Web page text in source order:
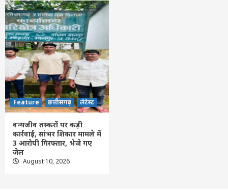
Feature छत्तीसगढ़ लेटेस्ट
वन्यजीव तस्करों पर कड़ी
कार्रवाई, सांभर शिकार मामले में
3 आरोपी गिरफ्तार, भेजे गए
जेल
August 10, 2026